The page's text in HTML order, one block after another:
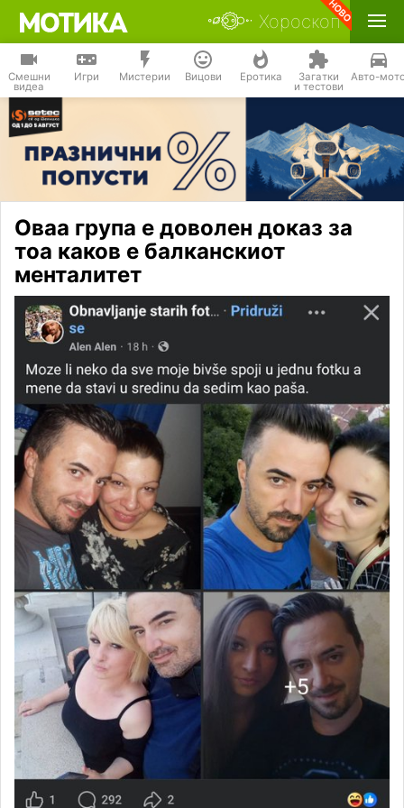
Хороскоп
Смешни
видеа
Игри Мистерии Вицови Еротика Загатки
и тестови
Авто-
Оваа група е доволен доказ за
тоа каков е балканскиот
менталитет